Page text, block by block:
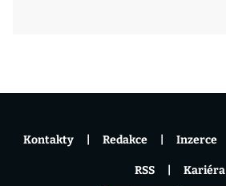
Kontakty Redakce Inzerce
RSS Kariéra